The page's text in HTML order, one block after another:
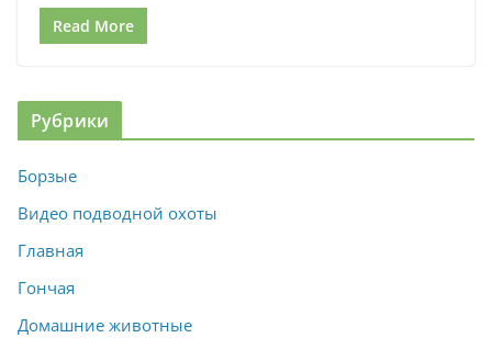
Read More
Рубрики
Борзые
Видео подводной охоты
Главная
Гончая
Домашние животные